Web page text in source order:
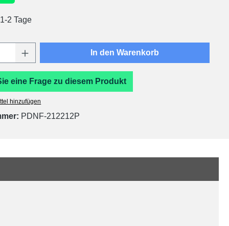
2 Tage
Anzahl: Gib den gewünschten Wert ein
In den Warenkorb
eine Frage zu diesem Produkt
hinzufügen
PDNF-212212P